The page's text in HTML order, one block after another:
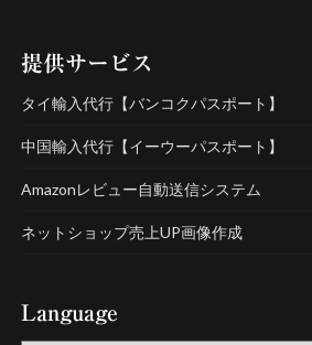
提供サービス
タイ輸入代行【バンコクパスポート】
中国輸入代行【イーウーパスポート】
Amazonレビュー自動送信システム
ネットショップ売上UP画像作成
Language